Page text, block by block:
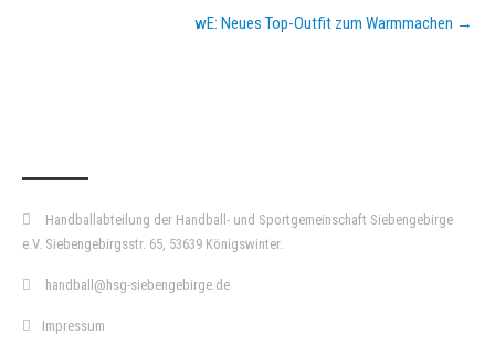
wE: Neues Top-Outfit zum Warmmachen →
Handballabteilung der Handball- und Sportgemeinschaft Siebengebirge
e.V. Siebengebirgsstr. 65, 53639 Königswinter.
handball@hsg-siebengebirge.de
Impressum